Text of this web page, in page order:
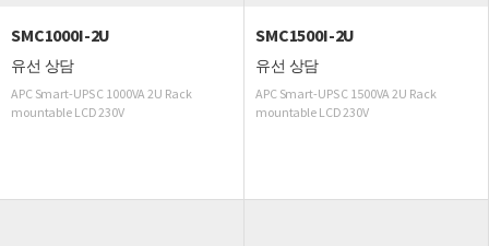
SMC1000I-2U
유선 상담
APC Smart-UPS C 1000VA 2U Rack
mountable LCD 230V
SMC1500I-2U
유선 상담
APC Smart-UPS C 1500VA 2U Rack
mountable LCD 230V